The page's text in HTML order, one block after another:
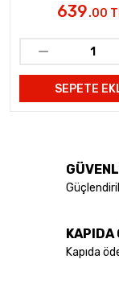
639.00
SEPETE
KAPIDA
Kapıda